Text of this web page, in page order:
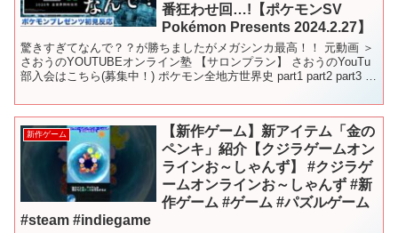
番狂わせ回…!【ポケモンSV
Pokémon Presents 2024.2.27】
驚きすぎてなんで？？が勝ちましたがメガシンカ最高！！ 元動画 ＞
さおうのYOUTUBEオンライン塾 【サロンプラン】 さおうのYouTu
部入会はこちら(募集中！) ポケモン全地方世界史 part1 part2 part3 関
新作ゲーム
【新作ゲーム】新アイテム「金の
ペンキ」紹介【クジラゲームオン
ラインお～しゃんず】 #クジラゲ
ームオンラインお～しゃんず #新
作ゲーム #ゲーム #パズルゲーム
#steam #indiegame